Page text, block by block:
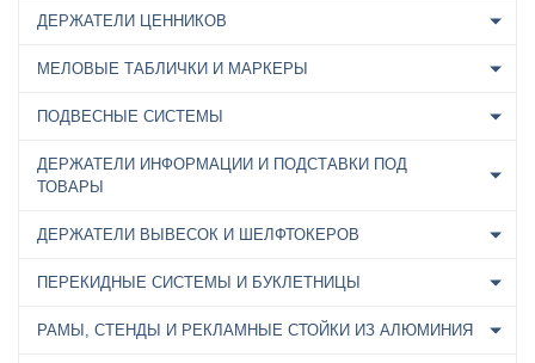
ДЕРЖАТЕЛИ ЦЕННИКОВ
МЕЛОВЫЕ ТАБЛИЧКИ И МАРКЕРЫ
ПОДВЕСНЫЕ СИСТЕМЫ
ДЕРЖАТЕЛИ ИНФОРМАЦИИ И ПОДСТАВКИ ПОД
ТОВАРЫ
ДЕРЖАТЕЛИ ВЫВЕСОК И ШЕЛФТОКЕРОВ
ПЕРЕКИДНЫЕ СИСТЕМЫ И БУКЛЕТНИЦЫ
РАМЫ, СТЕНДЫ И РЕКЛАМНЫЕ СТОЙКИ ИЗ АЛЮМИНИЯ